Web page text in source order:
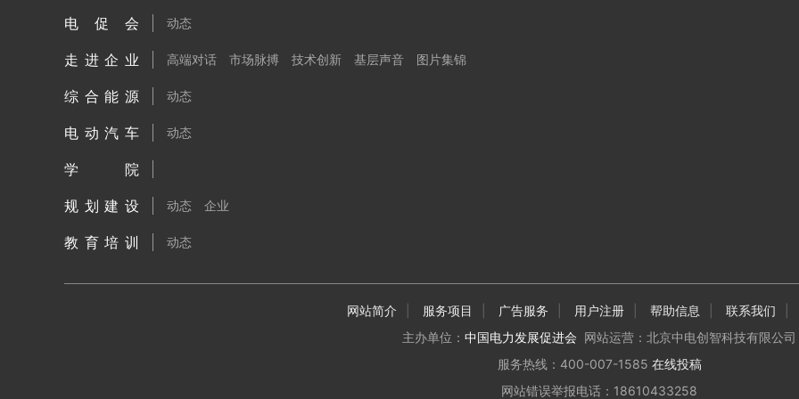
电促会 动态
走进企业 高端对话 市场脉搏 技术创新 基层声音 图片集锦
综合能源 动态
电动汽车 动态
学院
规划建设 动态 企业
教育培训 动态
网站简介 服务项目 广告服务 用户注册 帮助信息 联系我们
主办单位： 中国电力发展促进会 网站运营：北京中电创智科技有限公司
服务热线：400-007-1585 在线投稿
网站错误举报电话：18610433258